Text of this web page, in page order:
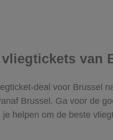
van
deal voor Brussel
Brussel. Ga voor de
helpen om de beste